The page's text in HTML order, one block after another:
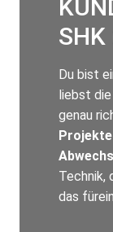
Du bist
liebst die
genau
Technik,
das